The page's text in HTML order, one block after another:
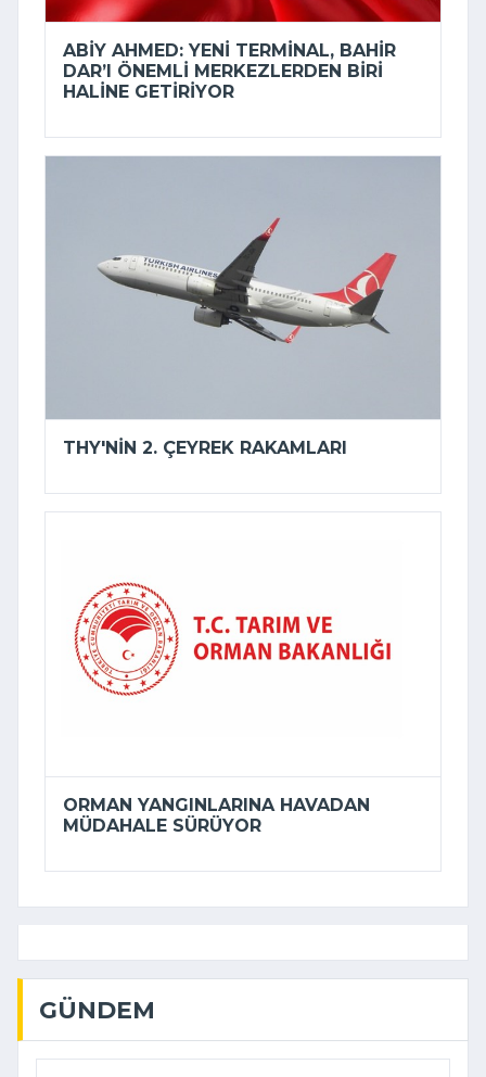
ABIY AHMED: YENI TERMINAL, BAHIR
DAR’I ÖNEMLI MERKEZLERDEN BIRI
HALINE GETIRIYOR
THY'NIN 2. ÇEYREK RAKAMLARI
ORMAN YANGINLARINA HAVADAN
MÜDAHALE SÜRÜYOR
GÜNDEM